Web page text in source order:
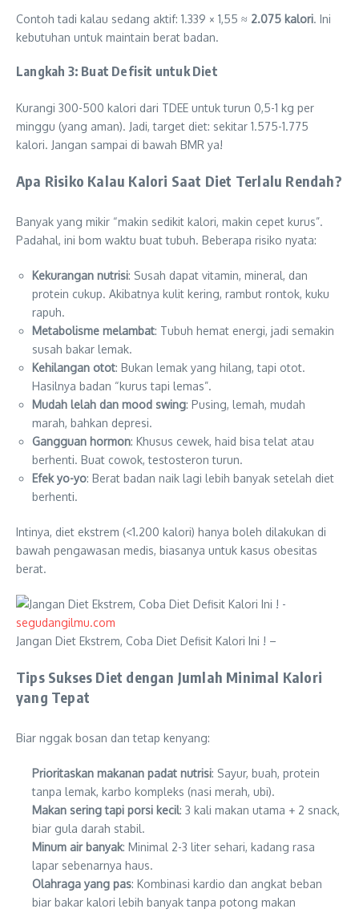
Contoh tadi kalau sedang aktif: 1.339 × 1,55 ≈ 2.075 kalori. Ini
kebutuhan untuk maintain berat badan.
Langkah 3: Buat Defisit untuk Diet
Kurangi 300-500 kalori dari TDEE untuk turun 0,5-1 kg per
minggu (yang aman). Jadi, target diet: sekitar 1.575-1.775
kalori. Jangan sampai di bawah BMR ya!
Apa Risiko Kalau Kalori Saat Diet Terlalu Rendah?
Banyak yang mikir “makin sedikit kalori, makin cepet kurus”.
Padahal, ini bom waktu buat tubuh. Beberapa risiko nyata:
Kekurangan nutrisi: Susah dapat vitamin, mineral, dan
protein cukup. Akibatnya kulit kering, rambut rontok, kuku
rapuh.
Metabolisme melambat: Tubuh hemat energi, jadi semakin
susah bakar lemak.
Kehilangan otot: Bukan lemak yang hilang, tapi otot.
Hasilnya badan “kurus tapi lemas”.
Mudah lelah dan mood swing: Pusing, lemah, mudah
marah, bahkan depresi.
Gangguan hormon: Khusus cewek, haid bisa telat atau
berhenti. Buat cowok, testosteron turun.
Efek yo-yo: Berat badan naik lagi lebih banyak setelah diet
berhenti.
Intinya, diet ekstrem (<1.200 kalori) hanya boleh dilakukan di
bawah pengawasan medis, biasanya untuk kasus obesitas
berat.
segudangilmu.com
Jangan Diet Ekstrem, Coba Diet Defisit Kalori Ini ! –
Tips Sukses Diet dengan Jumlah Minimal Kalori
yang Tepat
Biar nggak bosan dan tetap kenyang:
Prioritaskan makanan padat nutrisi: Sayur, buah, protein
tanpa lemak, karbo kompleks (nasi merah, ubi).
Makan sering tapi porsi kecil: 3 kali makan utama + 2 snack,
biar gula darah stabil.
Minum air banyak: Minimal 2-3 liter sehari, kadang rasa
lapar sebenarnya haus.
Olahraga yang pas: Kombinasi kardio dan angkat beban
biar bakar kalori lebih banyak tanpa potong makan